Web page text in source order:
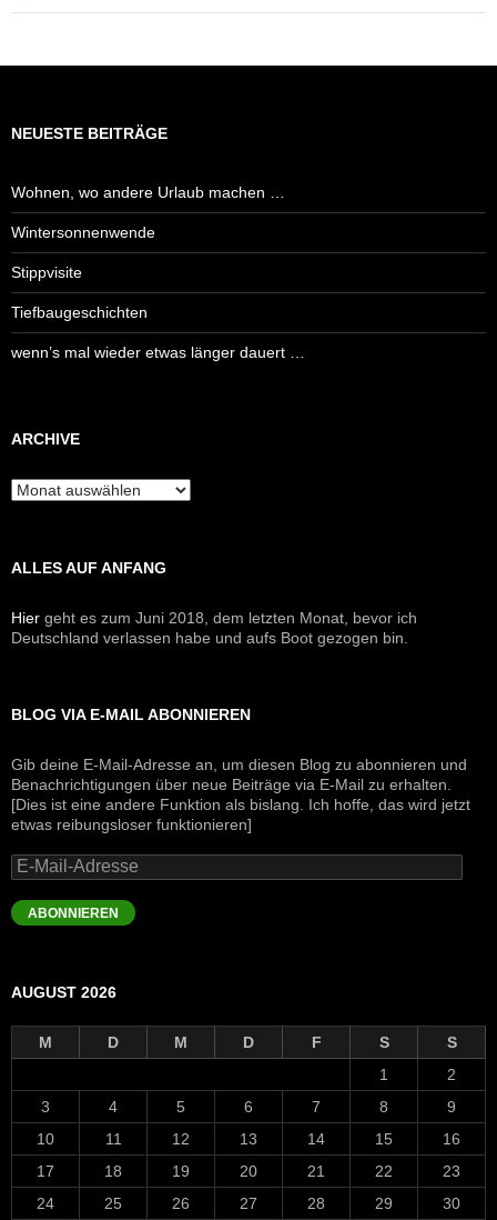
NEUESTE BEITRÄGE
Wohnen, wo andere Urlaub machen …
Wintersonnenwende
Stippvisite
Tiefbaugeschichten
wenn’s mal wieder etwas länger dauert …
ARCHIVE
Archive
ALLES AUF ANFANG
Hier geht es zum Juni 2018, dem letzten Monat, bevor ich
Deutschland verlassen habe und aufs Boot gezogen bin.
BLOG VIA E-MAIL ABONNIEREN
Gib deine E-Mail-Adresse an, um diesen Blog zu abonnieren und
Benachrichtigungen über neue Beiträge via E-Mail zu erhalten.
[Dies ist eine andere Funktion als bislang. Ich hoffe, das wird jetzt
etwas reibungsloser funktionieren]
E-
Mail-
Adresse
ABONNIEREN
AUGUST 2026
M D M D F S
S
1
2
3
4 5 6 7 8
9
10
11 12 13 14 15
16
17
18 19 20 21 22
23
24
25 26 27 28 29 30